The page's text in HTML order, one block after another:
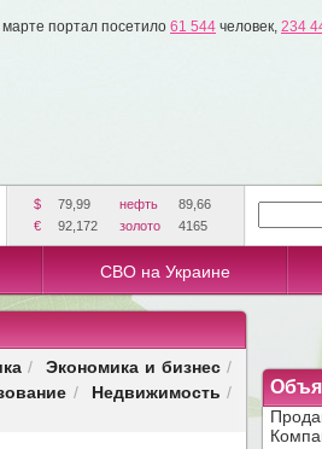
марте портал посетило 61 544 человек, 234
$ 79,99 нефть
89,66
€
92,172 золото 4165
СВО на Украине
/ Экономика и бизнес/
/ Недвижимость /